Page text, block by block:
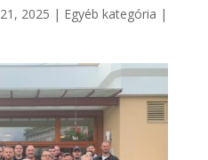
2025 | Egyéb kategória |